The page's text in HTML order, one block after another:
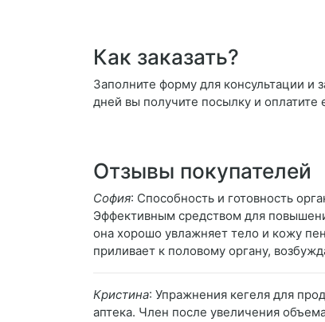
Как заказать?
Заполните форму для консультации и
дней вы получите посылку и оплатите
Отзывы покупателей
София: Способность и готовность
Эффективным средством для
она хорошо увлажняет тело и кожу
приливает к половому органу,
Кристина: Упражнения кегеля для
аптека. Член после увеличения